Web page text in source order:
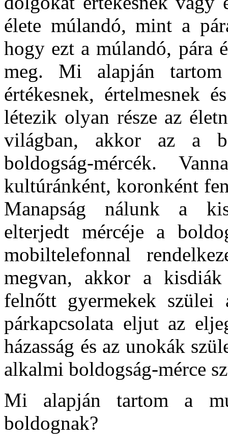
élete múlandó, mint a
hogy ezt a múlandó, pára
meg. Mi alapján
értékesnek, értelmesnek
létezik olyan része az
világban, akkor az a
boldogság-mércék.
kultúránként, koronként
Manapság nálunk a
elterjedt mércéje a
mobiltelefonnal
megvan, akkor a
felnőtt gyermekek szülei
párkapcsolata eljut az
házasság és az unokák
alkalmi boldogság-mérce
Mi alapján tartom a
boldognak?